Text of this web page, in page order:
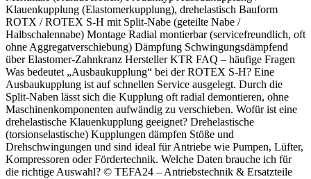
Klauenkupplung (Elastomerkupplung), drehelastisch Bauform
ROTX / ROTEX S-H mit Split-Nabe (geteilte Nabe /
Halbschalennabe) Montage Radial montierbar (servicefreundlich, oft
ohne Aggregatverschiebung) Dämpfung Schwingungsdämpfend
über Elastomer-Zahnkranz Hersteller KTR FAQ – häufige Fragen
Was bedeutet „Ausbaukupplung“ bei der ROTEX S-H? Eine
Ausbaukupplung ist auf schnellen Service ausgelegt. Durch die
Split-Naben lässt sich die Kupplung oft radial demontieren, ohne
Maschinenkomponenten aufwändig zu verschieben. Wofür ist eine
drehelastische Klauenkupplung geeignet? Drehelastische
(torsionselastische) Kupplungen dämpfen Stöße und
Drehschwingungen und sind ideal für Antriebe wie Pumpen, Lüfter,
Kompressoren oder Fördertechnik. Welche Daten brauche ich für
die richtige Auswahl? © TEFA24 – Antriebstechnik & Ersatzteile